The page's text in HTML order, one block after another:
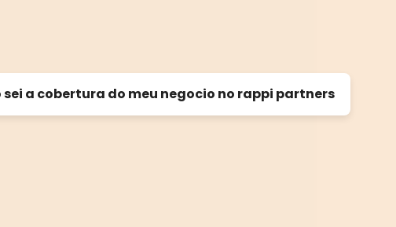
sei a cobertura do meu negocio no rappi partners